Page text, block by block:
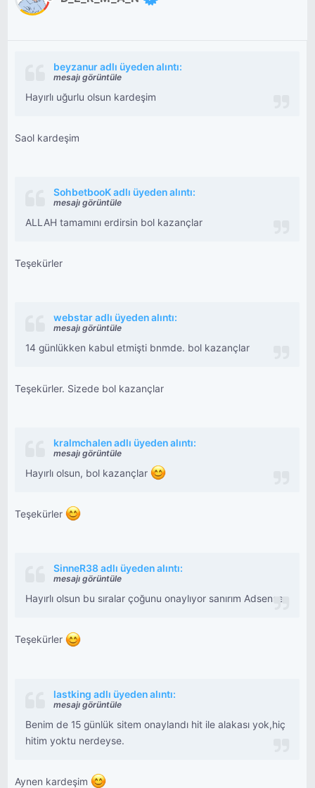
beyzanur adlı üyeden alıntı:
mesajı görüntüle
Hayırlı uğurlu olsun kardeşim
Saol kardeşim
SohbetbooK adlı üyeden alıntı:
mesajı görüntüle
ALLAH tamamını erdirsin bol kazançlar
Teşekürler
webstar adlı üyeden alıntı:
mesajı görüntüle
14 günlükken kabul etmişti bnmde. bol kazançlar
Teşekürler. Sizede bol kazançlar
kralmchalen adlı üyeden alıntı:
mesajı görüntüle
Hayırlı olsun, bol kazançlar
Teşekürler
SinneR38 adlı üyeden alıntı:
mesajı görüntüle
Hayırlı olsun bu sıralar çoğunu onaylıyor sanırım Adsense.
Teşekürler
lastking adlı üyeden alıntı:
mesajı görüntüle
Benim de 15 günlük sitem onaylandı hit ile alakası yok,hiç
hitim yoktu nerdeyse.
Aynen kardeşim